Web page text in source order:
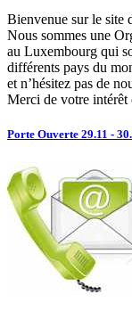
Bienvenue sur le site
Nous sommes une
au Luxembourg qui
différents pays du
et n’hésitez pas de
Merci de votre intérêt
Porte Ouverte 29.11 -